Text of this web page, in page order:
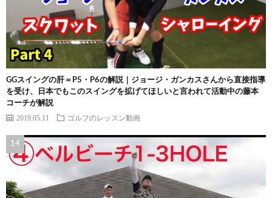
GGスイングの肝＝P5・P6の解説｜ジョージ・ガンカスさんから直接指導
を受け、日本でもこのスイングを拡げてほしいと言われて活動中の藤本
コーチが解説
2019.05.11 ゴルフのレッスン動画